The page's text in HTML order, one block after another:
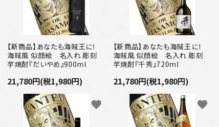
お支払方法
プライバシーポリシー
特定商取引法について
お問い合わせ
【新商品】あなたも海賊王に！
海賊風 似顔絵 名入れ 彫刻
芋焼酎『だいやめ』900ml
21,780円(税1,980円)
【新商品】あなたも海賊王に！
海賊風 似顔絵 名入れ 彫刻
芋焼酎『千秀』720ml
21,780円(税1,980円)
favorite favorite